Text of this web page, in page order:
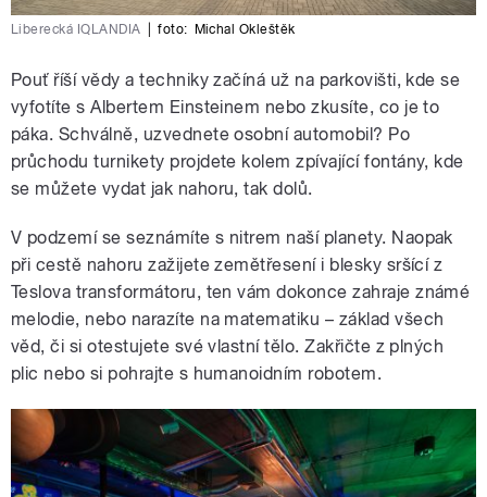
Liberecká IQLANDIA foto: Michal Okleštěk
Pouť říší vědy a techniky začíná už na parkovišti, kde se
vyfotíte s Albertem Einsteinem nebo zkusíte, co je to
páka. Schválně, uzvednete osobní automobil? Po
průchodu turnikety projdete kolem zpívající fontány, kde
se můžete vydat jak nahoru, tak dolů.
V podzemí se seznámíte s nitrem naší planety. Naopak
při cestě nahoru zažijete zemětřesení i blesky sršící z
Teslova transformátoru, ten vám dokonce zahraje známé
melodie, nebo narazíte na matematiku – základ všech
věd, či si otestujete své vlastní tělo. Zakřičte z plných
plic nebo si pohrajte s humanoidním robotem.